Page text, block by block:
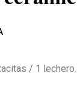
/ 1 lechero.